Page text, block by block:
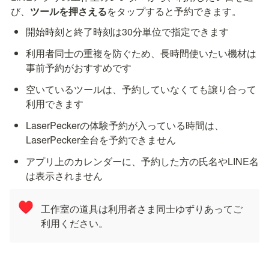
び、 ツールを押さえるをタップすると予約できます。
開始時刻と終了時刻は30分単位で指定できます
利用者同士の重複を防ぐため、長時間使いたい機材は
事前予約がおすすめです
空いているツールは、予約していなくても譲り合って
利用できます
LaserPeckerの体験予約が入っている時間は、
LaserPecker全台を予約できません
アプリ上のカレンダーに、予約した方の氏名やLINE名
は表示されません
♥️ 工作室の道具は利用者さま同士ゆずりあってご
利用ください。